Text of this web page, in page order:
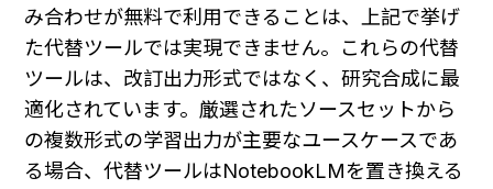
み合わせが無料で利用できることは、上記で挙げ
た代替ツールでは実現できません。これらの代替
ツールは、改訂出力形式ではなく、研究合成に最
適化されています。厳選されたソースセットから
の複数形式の学習出力が主要なユースケースであ
る場合、代替ツールはNotebookLMを置き換える